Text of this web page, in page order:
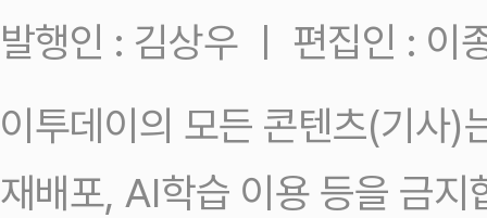
발행인 : 김상우 ㅣ 편집인 : 이
이투데이의 모든 콘텐츠(기사)
재배포, AI학습 이용 등을 금지